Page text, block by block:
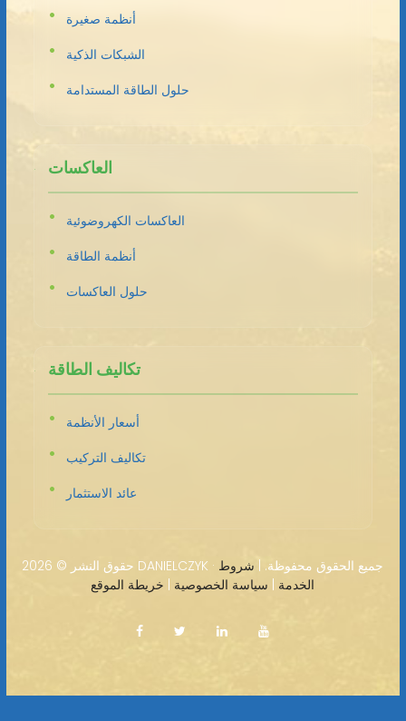
أنظمة صغيرة
الشبكات الذكية
حلول الطاقة المستدامة
العاكسات
العاكسات الكهروضوئية
أنظمة الطاقة
حلول العاكسات
تكاليف الطاقة
أسعار الأنظمة
تكاليف التركيب
عائد الاستثمار
حقوق النشر © 2026 DANIELCZYK · جميع الحقوق محفوظة. | شروط
الخدمة
سياسة الخصوصية خريطة الموقع